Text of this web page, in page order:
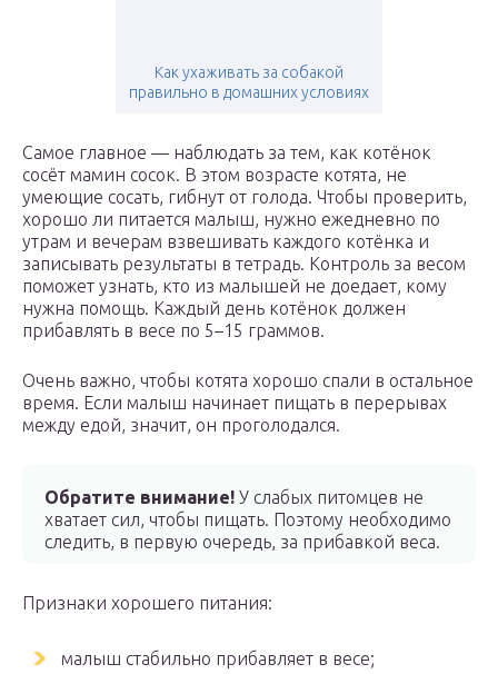
Как ухаживать за собакой
правильно в домашних условиях
Самое главное — наблюдать за тем, как котёнок
сосёт мамин сосок. В этом возрасте котята, не
умеющие сосать, гибнут от голода. Чтобы проверить,
хорошо ли питается малыш, нужно ежедневно по
утрам и вечерам взвешивать каждого котёнка и
записывать результаты в тетрадь. Контроль за весом
поможет узнать, кто из малышей не доедает, кому
нужна помощь. Каждый день котёнок должен
прибавлять в весе по 5–15 граммов.
Очень важно, чтобы котята хорошо спали в остальное
время. Если малыш начинает пищать в перерывах
между едой, значит, он проголодался.
Обратите внимание! У слабых питомцев не
хватает сил, чтобы пищать. Поэтому необходимо
следить, в первую очередь, за прибавкой веса.
Признаки хорошего питания:
малыш стабильно прибавляет в весе;